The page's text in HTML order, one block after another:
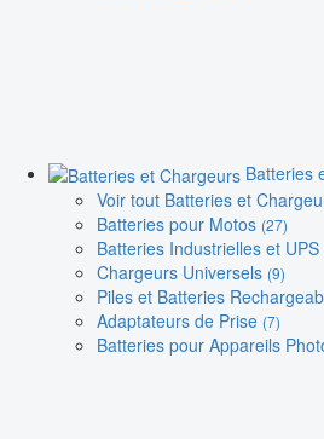
Batteries
Voir tout Batteries et
Batteries pour Motos (27)
Batteries Industrielles et UPS
Chargeurs Universels (9)
Piles et Batteries
Adaptateurs de Prise (7)
Batteries pour Appareils